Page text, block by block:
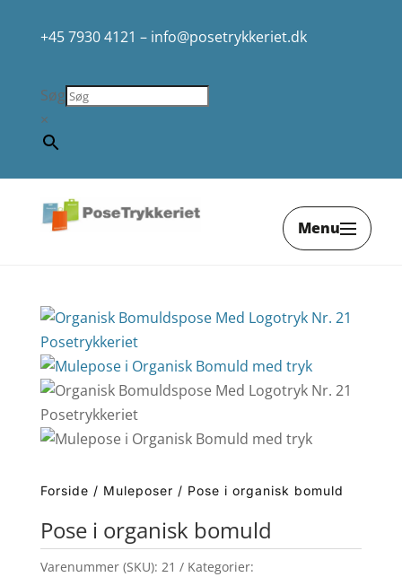
+45 7930 4121 – info@posetrykkeriet.dk
Søg
×
Menu
Forside / Muleposer / Pose i organisk bomuld
Pose i organisk bomuld
Varenummer (SKU): 21
Kategorier: